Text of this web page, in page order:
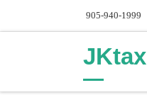
905-940-1999
JKtax